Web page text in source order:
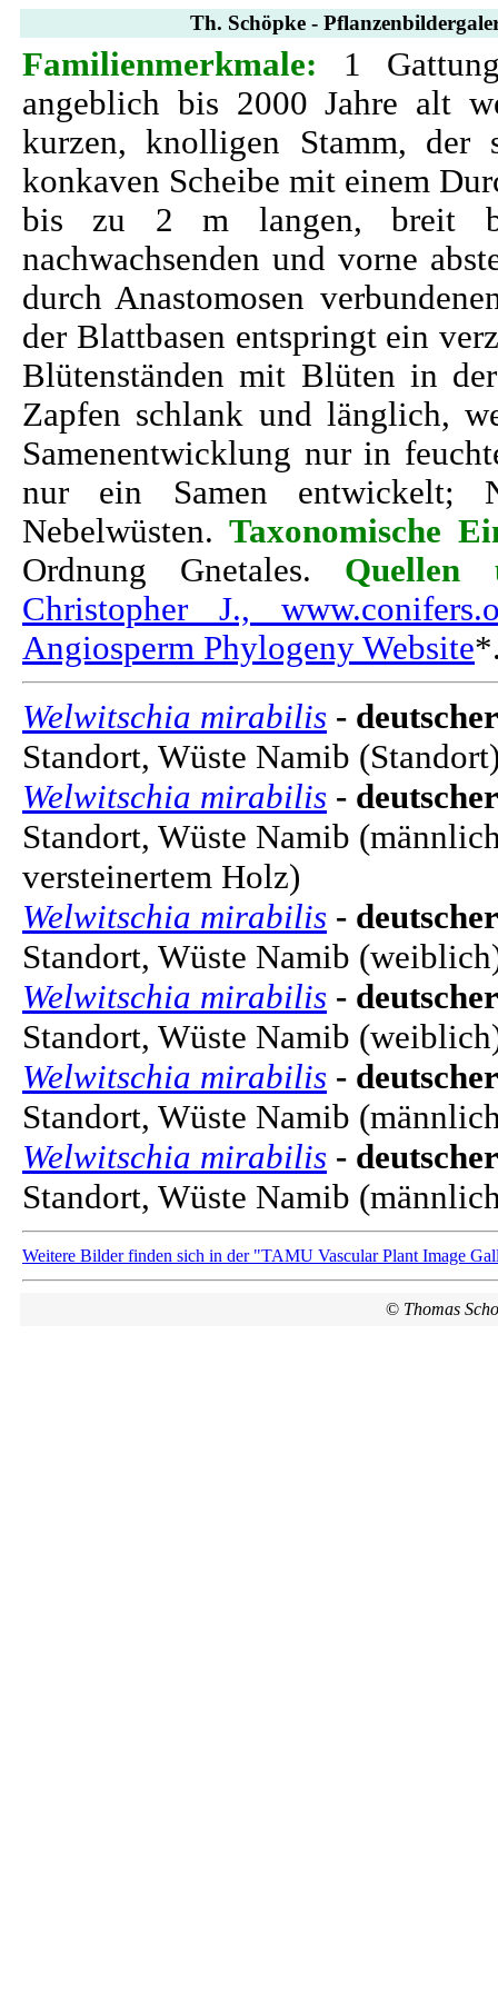
Th. Schöpke -
Familienmerkmale: 1
angeblich bis 2000 Jahre alt
kurzen, knolligen Stamm, der
konkaven Scheibe mit einem
bis zu 2 m langen, breit
nachwachsenden und vorne
durch Anastomosen
der Blattbasen entspringt ein
Blütenständen mit Blüten in
Zapfen schlank und länglich,
Samenentwicklung nur in
nur ein Samen entwickelt;
Nebelwüsten.Taxonomische
Ordnung Gnetales. Quellen
Christopher J.,
Angiosperm Phylogeny Website
Welwitschia mirabilis -
Standort, Wüste Namib
Welwitschia mirabilis -
Standort, Wüste Namib
versteinertem Holz)
Welwitschia mirabilis -
Standort, Wüste Namib
Welwitschia mirabilis -
Standort, Wüste Namib
Welwitschia mirabilis -
Standort, Wüste Namib
Welwitschia mirabilis -
Standort, Wüste Namib
Weitere Bilder finden sich in der "TAMU Vascular Plant Image
© Thomas